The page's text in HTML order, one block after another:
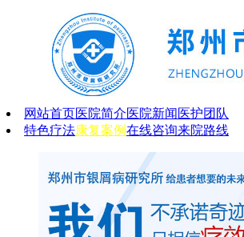
网站首页医院简介医院新闻 医护团队
特色疗法康复案例在线咨询来院路线